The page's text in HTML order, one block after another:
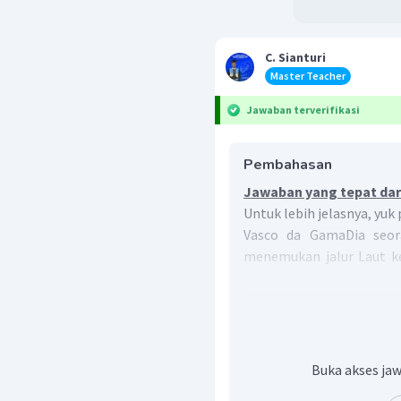
C. Sianturi
Master Teacher
Jawaban terverifikasi
Pembahasan
Jawaban yang tepat
Untuk lebih jelasnya,
Vasco da GamaDia
menemukan jalur Laut
Kepulauan Tanjung
Samudra Atlantik,
Tanjung Harapan.
Buka akses